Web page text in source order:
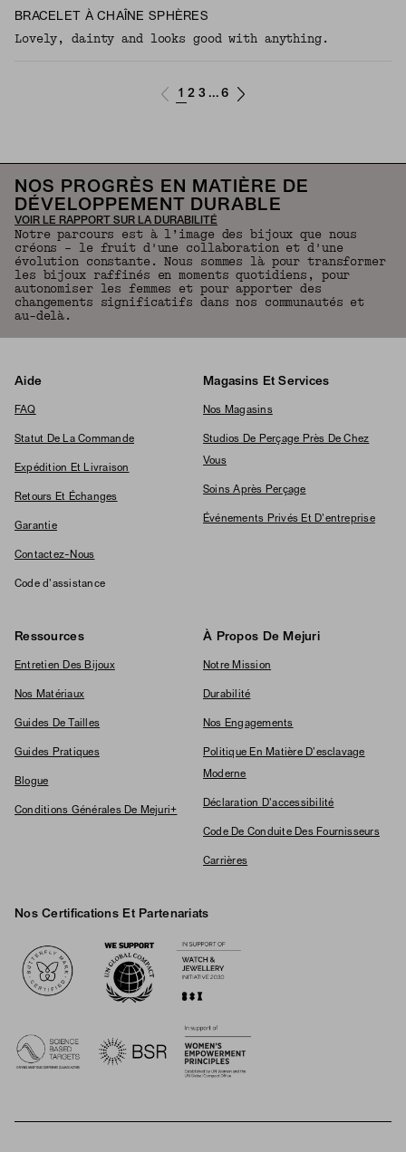
BRACELET À CHAÎNE SPHÈRES
Lovely, dainty and looks good with anything.
1 2 3 ... 6
NOS PROGRÈS EN MATIÈRE DE
DÉVELOPPEMENT DURABLE
VOIR LE RAPPORT SUR LA DURABILITÉ
Notre parcours est à l’image des bijoux que nous
créons – le fruit d'une collaboration et d'une
évolution constante. Nous sommes là pour transformer
les bijoux raffinés en moments quotidiens, pour
autonomiser les femmes et pour apporter des
changements significatifs dans nos communautés et
au-delà.
Aide
FAQ
Statut De La Commande
Expédition Et Livraison
Retours Et Échanges
Garantie
Contactez-Nous
Code d'assistance
Magasins Et Services
Nos Magasins
Studios De Perçage Près De Chez
Vous
Soins Après Perçage
Événements Privés Et D'entreprise
Ressources
Entretien Des Bijoux
Nos Matériaux
Guides De Tailles
Guides Pratiques
Blogue
Conditions Générales De Mejuri+
À Propos De Mejuri
Notre Mission
Durabilité
Nos Engagements
Politique En Matière D'esclavage
Moderne
Déclaration D'accessibilité
Code De Conduite Des Fournisseurs
Carrières
Nos Certifications Et Partenariats